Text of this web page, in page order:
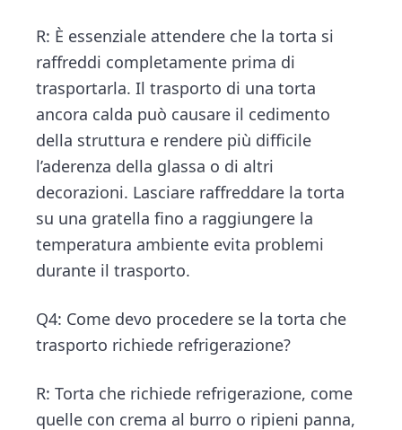
R: È essenziale attendere che la torta si
raffreddi completamente prima di
trasportarla. Il trasporto di una torta
ancora calda può causare il cedimento
della struttura e rendere più difficile
l’aderenza della glassa o di altri
decorazioni. Lasciare raffreddare la torta
su una gratella fino a raggiungere la
temperatura ambiente evita problemi
durante il trasporto.
Q4: Come devo procedere se la torta che
trasporto richiede refrigerazione?
R: Torta che richiede refrigerazione, come
quelle con crema al burro o ripieni panna,